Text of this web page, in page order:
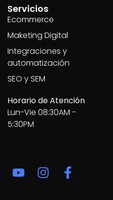
Servicios
Ecommerce
Maketing Digital
Integraciones y
automatización
SEO y SEM
Horario de Atención
Lun-Vie 08:30AM -
5:30PM